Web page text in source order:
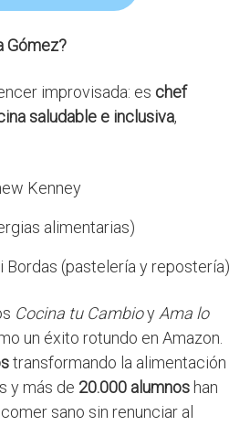
Gómez?
improvisada: es chef
saludable e inclusiva,
Kenney
alimentarias)
Bordas (pastelería y repostería)
Cocina tu CambioyAma lo
un éxito rotundo en Amazon.
transformando la alimentación
y más de 20.000 alumnos han
sano sin renunciar al